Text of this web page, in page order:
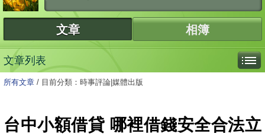
文章 相簿
文章列表
所有文章 / 目前分類：時事評論|媒體出版
台中小額借貸 哪裡借錢安全合法立